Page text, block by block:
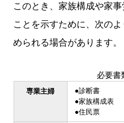
このとき、家族構成や家
ことを示すために、次の
められる場合があります。
必要書
専業主婦
●診断書
●家族構成表
●住民票